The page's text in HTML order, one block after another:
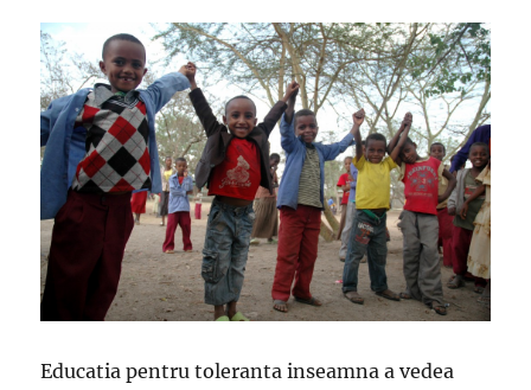
Educatia pentru toleranta inseamna a vedea